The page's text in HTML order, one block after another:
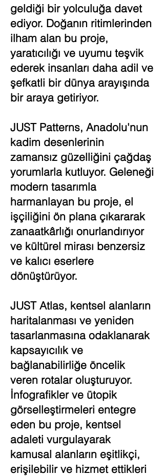
geldiği bir yolculuğa davet
ediyor. Doğanın ritimlerinden
ilham alan bu proje,
yaratıcılığı ve uyumu teşvik
ederek insanları daha adil ve
şefkatli bir dünya arayışında
bir araya getiriyor.
JUST Patterns, Anadolu'nun
kadim desenlerinin
zamansız güzelliğini çağdaş
yorumlarla kutluyor. Geleneği
modern tasarımla
harmanlayan bu proje, el
işçiliğini ön plana çıkararak
zanaatkârlığı onurlandırıyor
ve kültürel mirası benzersiz
ve kalıcı eserlere
dönüştürüyor.
JUST Atlas, kentsel alanların
haritalanması ve yeniden
tasarlanmasına odaklanarak
kapsayıcılık ve
bağlanabilirliğe öncelik
veren rotalar oluşturuyor.
İnfografikler ve ütopik
görselleştirmeleri entegre
eden bu proje, kentsel
adaleti vurgulayarak
kamusal alanların eşitlikçi,
erişilebilir ve hizmet ettikleri